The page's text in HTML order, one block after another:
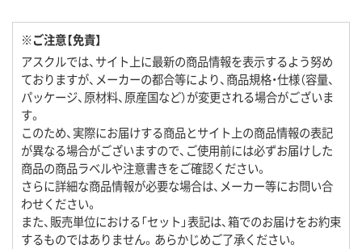
※ご注意【免責】
アスクルでは、サイト上に最新の商品情報を表示するよう努め
ておりますが、メーカーの都合等により、商品規格・仕様（容量、
パッケージ、原材料、原産国など）が変更される場合がございま
す。
このため、実際にお届けする商品とサイト上の商品情報の表記
が異なる場合がございますので、ご使用前には必ずお届けした
商品の商品ラベルや注意書きをご確認ください。
さらに詳細な商品情報が必要な場合は、メーカー等にお問い合
わせください。
また、販売単位における「セット」表記は、箱でのお届けをお約束
するものではありません。あらかじめご了承ください。